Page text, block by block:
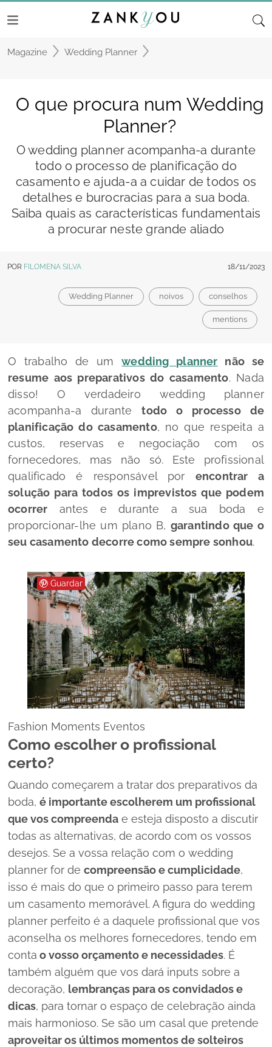
Magazine Wedding Planner
O que procura num Wedding
Planner?
O wedding planner acompanha-a durante
todo o processo de planificação do
casamento e ajuda-a a cuidar de todos os
detalhes e burocracias para a sua boda.
Saiba quais as características fundamentais
a procurar neste grande aliado
POR FILOMENA SILVA 18/11/2023
Wedding Planner noivos conselhos
mentions
O trabalho de umwedding planner não se
resume aos preparativos do casamento. Nada
disso! O verdadeiro wedding planner
acompanha-a durantetodo o processo de
planificação do casamento, no que respeita a
custos, reservas e negociação com os
fornecedores, mas não só. Este profissional
qualificado é responsável por encontrar a
solução para todos os imprevistos que podem
ocorrer antes e durante a sua boda e
proporcionar-lhe um plano B, garantindo que o
seu casamento decorre como sempre sonhou.
Guardar
Fashion Moments Eventos
Como escolher o profissional
certo?
Quando começarem a tratar dos preparativos da
boda, é importante escolherem um profissional
que vos compreenda e esteja disposto a discutir
todas as alternativas, de acordo com os vossos
desejos. Se a vossa relação com o wedding
planner for de compreensão e cumplicidade,
isso é mais do que o primeiro passo para terem
um casamento memorável. A figura do wedding
planner perfeito é a daquele profissional que vos
aconselha os melhores fornecedores, tendo em
conta o vosso orçamento e necessidades. É
também alguém que vos dará inputs sobre a
decoração, lembranças para os convidados e
dicas, para tornar o espaço de celebração ainda
mais harmonioso. Se são um casal que pretende
aproveitar os últimos momentos de solteiros